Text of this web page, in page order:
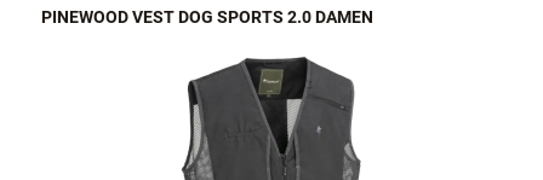
PINEWOOD VEST DOG SPORTS 2.0 DAMEN